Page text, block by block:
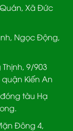
Xã Đức
Ngọc Động,
9/903
Kiến An
tàu Hạ
Đông 4,